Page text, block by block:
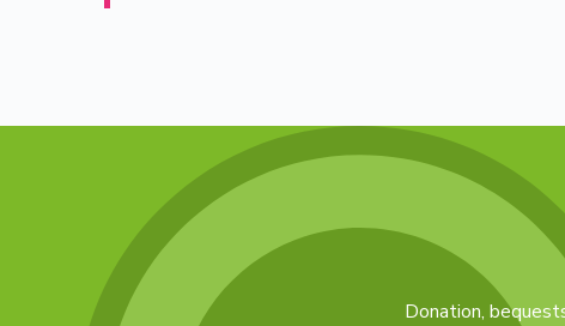
Donation,